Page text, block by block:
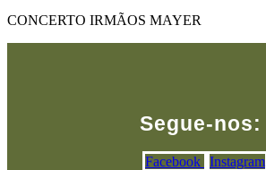
CONCERTO IRMÃOS MAYER
Segue-nos:
Facebook Instagram